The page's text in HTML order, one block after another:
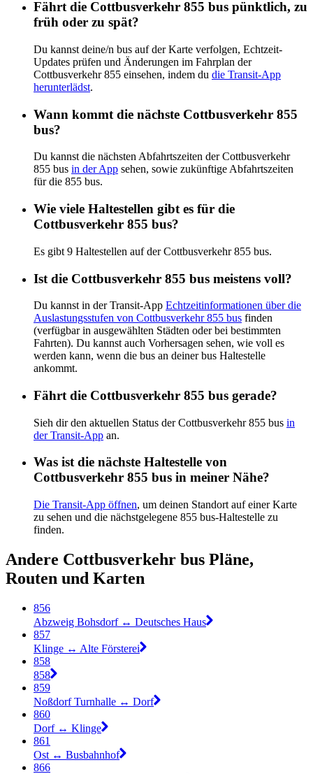
Fährt die Cottbusverkehr 855 bus pünktlich, zu
früh oder zu spät?
Du kannst deine/n bus auf der Karte verfolgen, Echtzeit-
Updates prüfen und Änderungen im Fahrplan der
Cottbusverkehr 855 einsehen, indem du die Transit-App
herunterlädst.
Wann kommt die nächste Cottbusverkehr 855
bus?
Du kannst die nächsten Abfahrtszeiten der Cottbusverkehr
855 bus in der App sehen, sowie zukünftige Abfahrtszeiten
für die 855 bus.
Wie viele Haltestellen gibt es für die
Cottbusverkehr 855 bus?
Es gibt 9 Haltestellen auf der Cottbusverkehr 855 bus.
Ist die Cottbusverkehr 855 bus meistens voll?
Du kannst in der Transit-App Echtzeitinformationen über die
Auslastungsstufen von Cottbusverkehr 855 bus finden
(verfügbar in ausgewählten Städten oder bei bestimmten
Fahrten). Du kannst auch Vorhersagen sehen, wie voll es
werden kann, wenn die bus an deiner bus Haltestelle
ankommt.
Fährt die Cottbusverkehr 855 bus gerade?
Sieh dir den aktuellen Status der Cottbusverkehr 855 bus in
der Transit-App an.
Was ist die nächste Haltestelle von
Cottbusverkehr 855 bus in meiner Nähe?
Die Transit-App öffnen, um deinen Standort auf einer Karte
zu sehen und die nächstgelegene 855 bus-Haltestelle zu
finden.
Andere Cottbusverkehr bus Pläne,
Routen und Karten
856
Abzweig Bohsdorf ↔︎ Deutsches Haus
857
Klinge ↔︎ Alte Försterei
858
858
859
Noßdorf Turnhalle ↔︎ Dorf
860
Dorf ↔︎ Klinge
861
Ost ↔︎ Busbahnhof
866